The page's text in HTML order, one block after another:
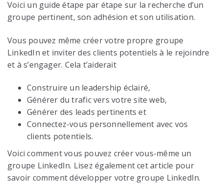
Voici un guide étape par étape sur la recherche d’un
groupe pertinent, son adhésion et son utilisation.
Vous pouvez même créer votre propre groupe
LinkedIn et inviter des clients potentiels à le rejoindre
et à s’engager. Cela t’aiderait
Construire un leadership éclairé,
Générer du trafic vers votre site web,
Générer des leads pertinents et
Connectez-vous personnellement avec vos
clients potentiels.
Voici comment vous pouvez créer vous-même un
groupe LinkedIn. Lisez également cet article pour
savoir comment développer votre groupe LinkedIn.